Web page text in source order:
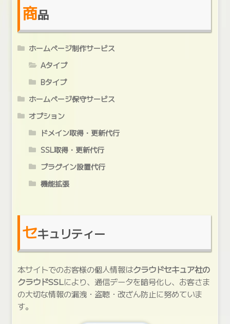
商品
ホームページ制作サービス
Aタイプ
Bタイプ
ホームページ保守サービス
オプション
ドメイン取得・更新代行
SSL取得・更新代行
プラグイン設置代行
機能拡張
セキュリティー
本サイトでのお客様の個人情報はクラウドセキュア社の
クラウドSSL により、通信データを暗号化し、お客さま
の大切な情報の漏洩・盗聴・改ざん防止に努めていま
す。